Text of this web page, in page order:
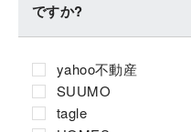
ですか?
yahoo不動産
SUUMO
tagle